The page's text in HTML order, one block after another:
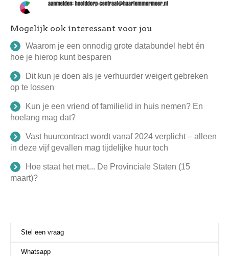
Mogelijk ook interessant voor jou
Waarom je een onnodig grote databundel hebt én
hoe je hierop kunt besparen
Dit kun je doen als je verhuurder weigert gebreken
op te lossen
Kun je een vriend of familielid in huis nemen? En
hoelang mag dat?
Vast huurcontract wordt vanaf 2024 verplicht – alleen
in deze vijf gevallen mag tijdelijke huur toch
Hoe staat het met... De Provinciale Staten (15
maart)?
Stel een vraag
Whatsapp